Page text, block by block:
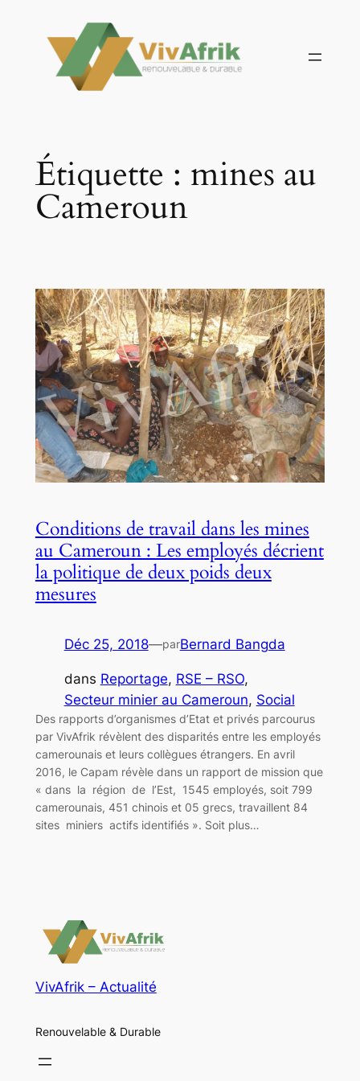
contenu
Étiquette : mines au
Cameroun
Conditions de travail dans les mines
au Cameroun : Les employés décrient
la politique de deux poids deux
mesures
Déc 25, 2018—parBernard Bangda
dans Reportage, RSE – RSO
Secteur minier au Cameroun, Social
Des rapports d’organismes d’Etat et privés parcourus
par VivAfrik révèlent des disparités entre les employés
camerounais et leurs collègues étrangers. En avril
2016, le Capam révèle dans un rapport de mission que
« dans la région de l’Est, 1545 employés, soit 799
camerounais, 451 chinois et 05 grecs, travaillent 84
sites miniers actifs identifiés ». Soit plus…
VivAfrik – Actualité
Renouvelable & Durable